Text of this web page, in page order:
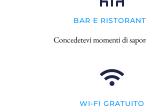
BAR E
Concedetevi momenti di
WI-FI GRATUITO